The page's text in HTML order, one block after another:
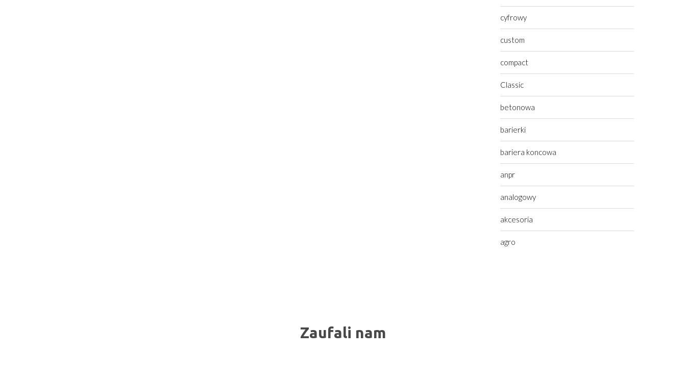
cyfrowy
custom
compact
Classic
betonowa
barierki
bariera koncowa
anpr
analogowy
akcesoria
agro
Zaufali nam